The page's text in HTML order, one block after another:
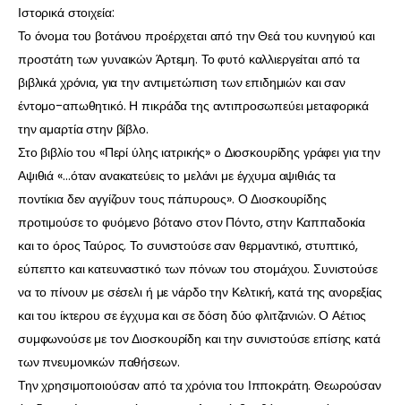
Ιστορικά στοιχεία:
Το όνομα του βοτάνου προέρχεται από την Θεά του κυνηγιού και
προστάτη των γυναικών Άρτεμη. Το φυτό καλλιεργείται από τα
βιβλικά χρόνια, για την αντιμετώπιση των επιδημιών και σαν
έντομο-απωθητικό. Η πικράδα της αντιπροσωπεύει μεταφορικά
την αμαρτία στην βίβλο.
Στο βιβλίο του «Περί ύλης ιατρικής» ο Διοσκουρίδης γράφει για την
Αψιθιά «…όταν ανακατεύεις το μελάνι με έγχυμα αψιθιάς τα
ποντίκια δεν αγγίζουν τους πάπυρους». Ο Διοσκουρίδης
προτιμούσε το φυόμενο βότανο στον Πόντο, στην Καππαδοκία
και το όρος Ταύρος. Το συνιστούσε σαν θερμαντικό, στυπτικό,
εύπεπτο και κατευναστικό των πόνων του στομάχου. Συνιστούσε
να το πίνουν με σέσελι ή με νάρδο την Κελτική, κατά της ανορεξίας
και του ίκτερου σε έγχυμα και σε δόση δύο φλιτζανιών. Ο Αέτιος
συμφωνούσε με τον Διοσκουρίδη και την συνιστούσε επίσης κατά
των πνευμονικών παθήσεων.
Την χρησιμοποιούσαν από τα χρόνια του Ιπποκράτη. Θεωρούσαν